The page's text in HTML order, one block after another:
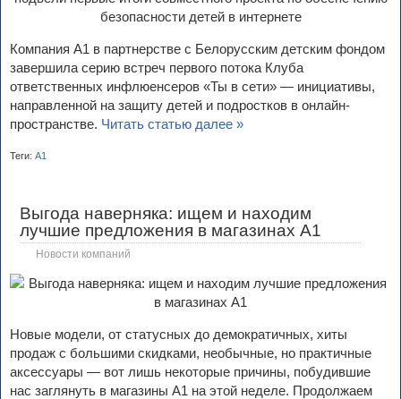
Компания А1 в партнерстве с Белорусским детским фондом
завершила серию встреч первого потока Клуба
ответственных инфлюенсеров «Ты в сети» — инициативы,
направленной на защиту детей и подростков в онлайн-
пространстве. Читать статью далее »
Теги: А1
Выгода наверняка: ищем и находим
лучшие предложения в магазинах А1
Новости компаний
Новые модели, от статусных до демократичных, хиты
продаж с большими скидками, необычные, но практичные
аксессуары — вот лишь некоторые причины, побудившие
нас заглянуть в магазины А1 на этой неделе. Продолжаем